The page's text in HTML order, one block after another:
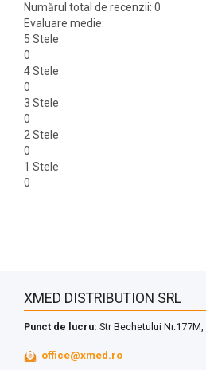
Numărul total de recenzii: 0
Evaluare medie:
5 Stele
0
4 Stele
0
3 Stele
0
2 Stele
0
1 Stele
0
XMED DISTRIBUTION SRL
Punct de lucru: Str Bechetului Nr.177M,
office@xmed.ro